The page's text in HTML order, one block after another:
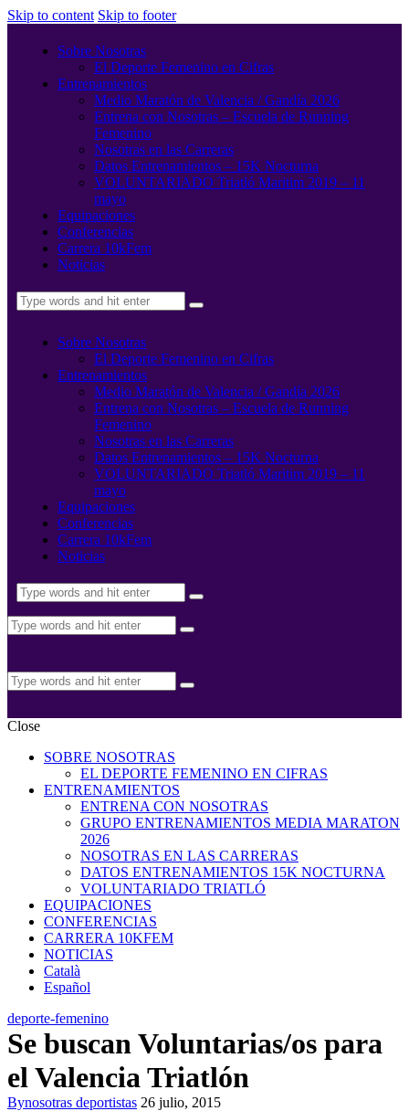
Skip to content Skip to footer
Sobre Nosotras
El Deporte Femenino en Cifras
Entrenamientos
Medio Maratón de Valencia / Gandía 2026
Entrena con Nosotras – Escuela de Running
Femenino
Nosotras en las Carreras
Datos Entrenamientos – 15K Nocturna
VOLUNTARIADO Triatló Maritim 2019 – 11
mayo
Equipaciones
Conferencias
Carrera 10kFem
Noticias
Sobre Nosotras
El Deporte Femenino en Cifras
Entrenamientos
Medio Maratón de Valencia / Gandía 2026
Entrena con Nosotras – Escuela de Running
Femenino
Nosotras en las Carreras
Datos Entrenamientos – 15K Nocturna
VOLUNTARIADO Triatló Maritim 2019 – 11
mayo
Equipaciones
Conferencias
Carrera 10kFem
Noticias
Close
SOBRE NOSOTRAS
EL DEPORTE FEMENINO EN CIFRAS
ENTRENAMIENTOS
ENTRENA CON NOSOTRAS
GRUPO ENTRENAMIENTOS MEDIA MARATON
2026
NOSOTRAS EN LAS CARRERAS
DATOS ENTRENAMIENTOS 15K NOCTURNA
VOLUNTARIADO TRIATLÓ
EQUIPACIONES
CONFERENCIAS
CARRERA 10KFEM
NOTICIAS
Català
Español
deporte-femenino
Se buscan Voluntarias/os para
el Valencia Triatlón
Bynosotras deportistas 26 julio, 2015